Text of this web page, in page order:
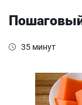
35 минут